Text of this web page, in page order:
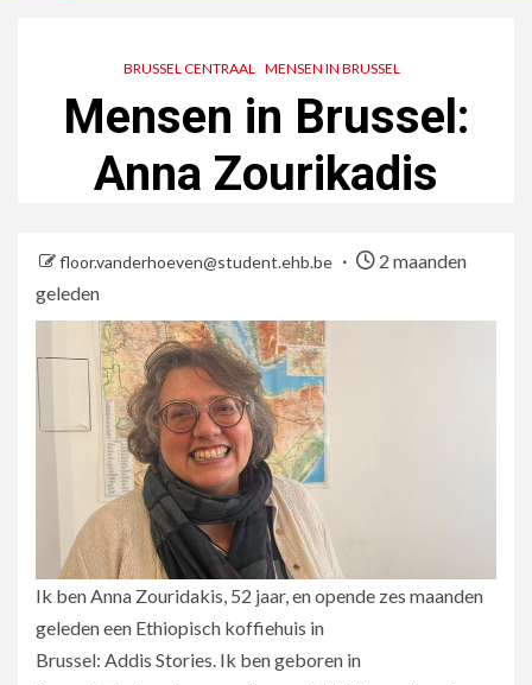
BRUSSEL CENTRAAL MENSEN IN BRUSSEL
Mensen in Brussel:
Anna Zourikadis
floor.vanderhoeven@student.ehb.be
2 maanden
geleden
Ik ben Anna Zouridakis, 52 jaar, en opende zes maanden
geleden een Ethiopisch koffiehuis in
Brussel: Addis Stories. Ik ben geboren in